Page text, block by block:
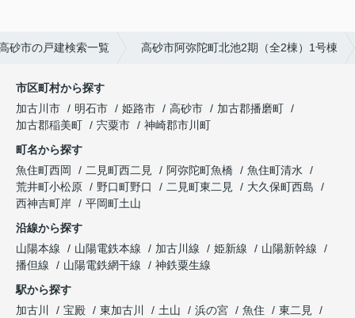
砂市の戸建検索一覧 高砂市阿弥陀町北池2期（全2棟）1号棟
市区町村から探す
加古川市
明石市 姫路市 高砂市
加古郡播磨町
加古郡稲美町
宍粟市
神崎郡市川町
町名から探す
魚住町西岡
二見町西二見 阿弥陀町魚橋
魚住町清水
荒井町小松原
野口町野口 二見町東二見
大久保町西島
西神吉町岸
平岡町土山
沿線から探す
山陽本線
山陽電鉄本線 加古川線 姫新線
山陽新幹線
播但線
山陽電鉄網干線
神鉄粟生線
駅から探す
加古川
宝殿 東加古川 土山 浜の宮 魚住
東二見